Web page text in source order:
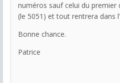
numéros sauf celui du premier
(le 5051) et tout rentrera dans
Bonne chance.
Patrice